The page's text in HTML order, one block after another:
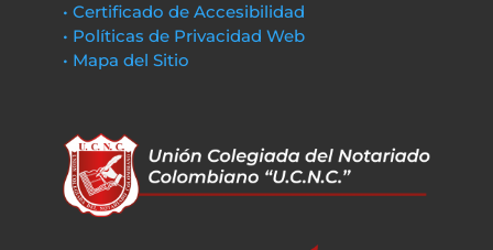
• Certificado de Accesibilidad
• Políticas de Privacidad Web
• Mapa del Sitio